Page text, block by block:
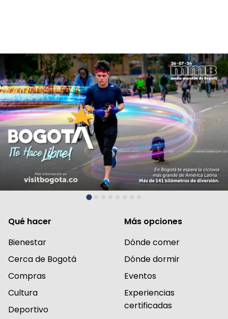
MMB 2026
Qué hacer
Bienestar
Cerca de Bogotá
Compras
Cultura
Deportivo
Más opciones
Dónde comer
Dónde dormir
Eventos
Experiencias
certificadas